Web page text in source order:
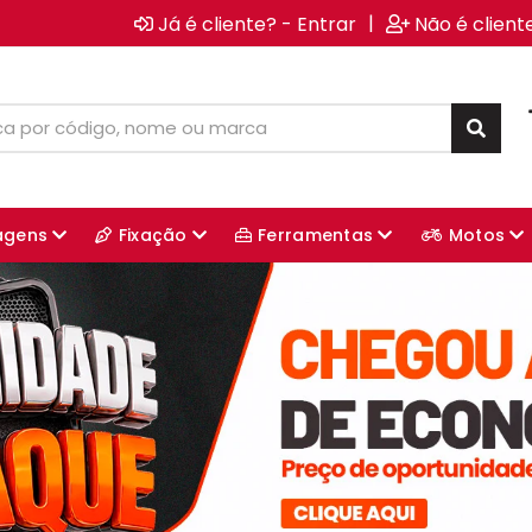
Já é cliente? - Entrar | Não é
Fixação Ferramentas Motos